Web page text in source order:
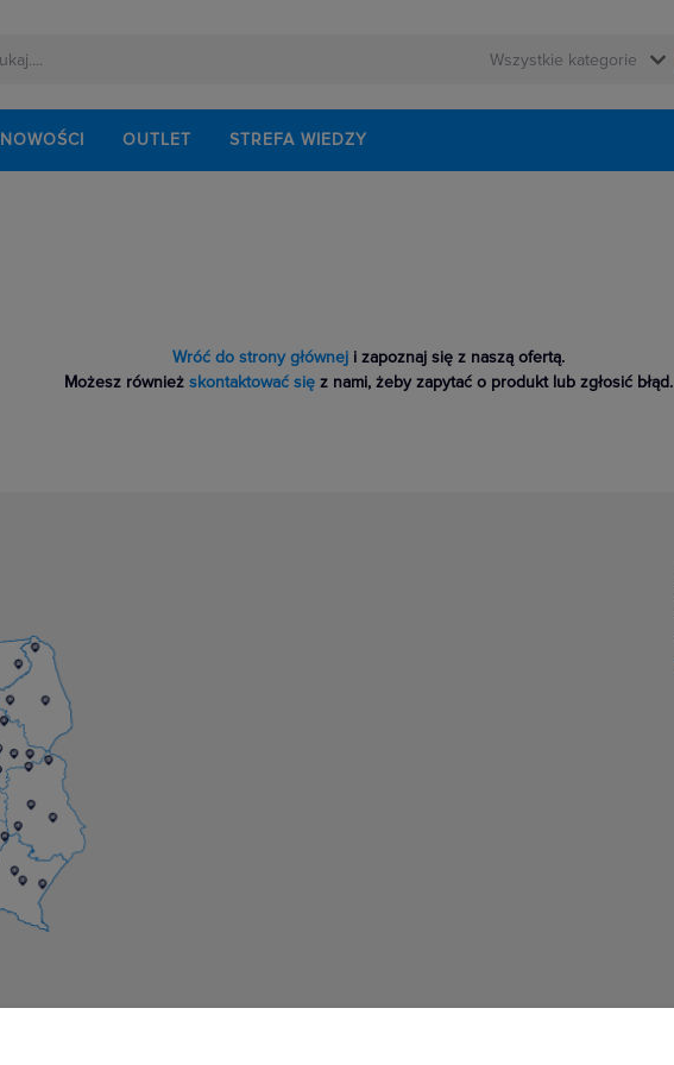

NOWOŚCI OUTLET STREFA WIEDZY
Wróć do strony głównej i zapoznaj się z naszą ofertą.
Możesz również skontaktować się z nami, żeby zapytać o produkt lub zgłosić błąd.